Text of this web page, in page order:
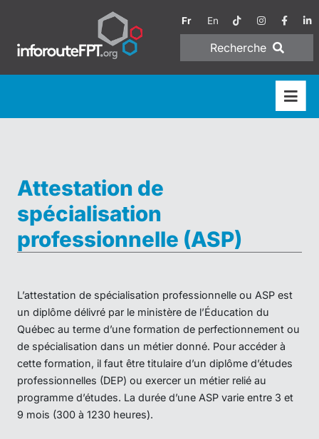
Fr En
Recherche
Attestation de
spécialisation
professionnelle (ASP)
L’attestation de spécialisation professionnelle ou ASP est
un diplôme délivré par le ministère de l’Éducation du
Québec au terme d’une formation de perfectionnement ou
de spécialisation dans un métier donné. Pour accéder à
cette formation, il faut être titulaire d’un diplôme d’études
professionnelles (DEP) ou exercer un métier relié au
programme d’études. La durée d’une ASP varie entre 3 et
9 mois (300 à 1230 heures).